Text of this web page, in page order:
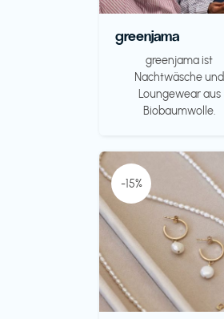
greenjama
greenjama ist
Nachtwäsche und
Loungewear aus
Biobaumwolle.
-15%